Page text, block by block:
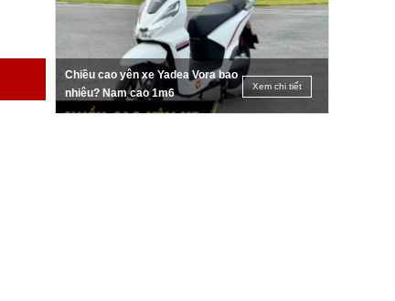
Chiều cao yên xe Yadea Vora bao
nhiêu? Nam cao 1m6
Xem chi tiết